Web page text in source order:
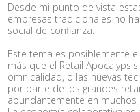
Desde mi punto de vista
empresas tradicionales no
social de confianza.
Este tema es posiblemente
más que el Retail
omnicalidad, o las nuevas
por parte de los grandes
abundantemente en